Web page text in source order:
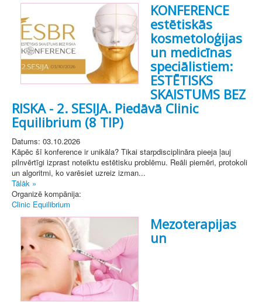
KONFERENCE
estētiskās
kosmetoloģijas
un medicīnas
speciālistiem:
ESTĒTISKS
SKAISTUMS BEZ
RISKA - 2. SESIJA. Piedāvā Clinic
Equilibrium (8 TIP)
Datums: 03.10.2026
Kāpēc šī konference ir unikāla? Tikai starpdisciplināra pieeja ļauj
pilnvērtīgi izprast noteiktu estētisku problēmu. Reāli piemēri, protokoli
un algoritmi, ko varēsiet uzreiz izman...
Tālāk »
Organizē kompānija:
Clinic Equilibrium
Mezoterapijas
un